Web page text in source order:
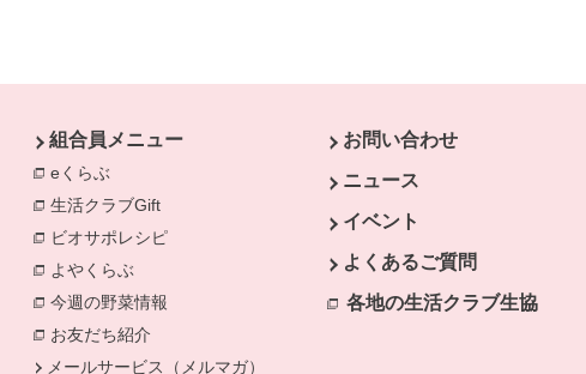
組合員メニュー
eくらぶ
生活クラブGift
別のウィンドウで開きます。
ビオサポレシピ 別のウィンドウで開きます。
よやくらぶ 別のウィンドウで開きます。
今週の野菜情報 別のウィンドウで開きます。
お友だち紹介
メールサービス（メルマガ）
お問い合わせ
ニュース
イベント
よくあるご質問
各地の生活クラブ生協